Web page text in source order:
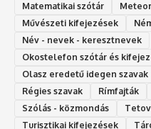
Matematikai szótár
Művészeti kifejezések
Név - nevek - keresztnevek
Okostelefon szótár és
Olasz eredetű idegen szavak
Régies szavak
Rímfajták
Szólás - közmondás
Turisztikai kifejezések